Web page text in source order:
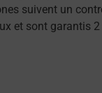
suivent un
et sont garantis 2